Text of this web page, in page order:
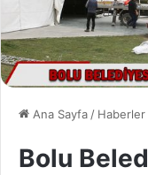
Ana Sayfa/ Haberler
Bolu